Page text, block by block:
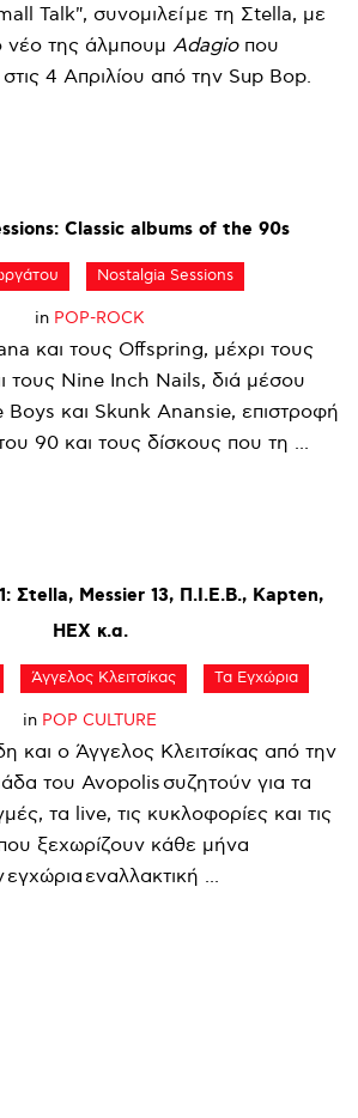
Talk", συνομιλεί με τη Σtella, με
της άλμπουμ Adagioπου
4 Απριλίου από την Sup Bop.
Classic albums of the 90s
Nostalgia Sessions
in POP-ROCK
και τους Offspring, μέχρι τους
τους Nine Inch Nails, διά μέσου
και Skunk Anansie, επιστροφή
90 και τους δίσκους που τη ...
Σtella, Messier 13, Π.Ι.Ε.Β., Kapten,
HEX κ.α.
Άγγελος Κλειτσίκας Τα Εγχώρια
in POP CULTURE
και ο Άγγελος Κλειτσίκας από την
του Avopolis συζητούν για τα
τα live, τις κυκλοφορίες και τις
ξεχωρίζουν κάθε μήνα
εγχώρια εναλλακτική ...